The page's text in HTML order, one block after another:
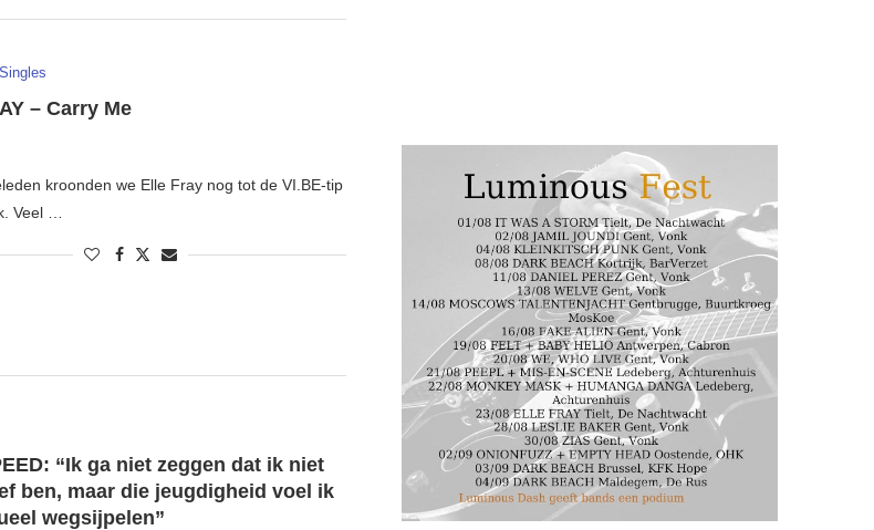
Singles
– Carry Me
kroonden we Elle Fray nog tot de VI.BE-tip
Veel …
“Ik ga niet zeggen dat ik niet
ben, maar die jeugdigheid voel ik
wegsijpelen”